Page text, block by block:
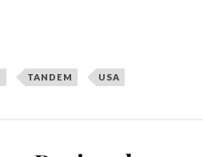
TANDEM USA